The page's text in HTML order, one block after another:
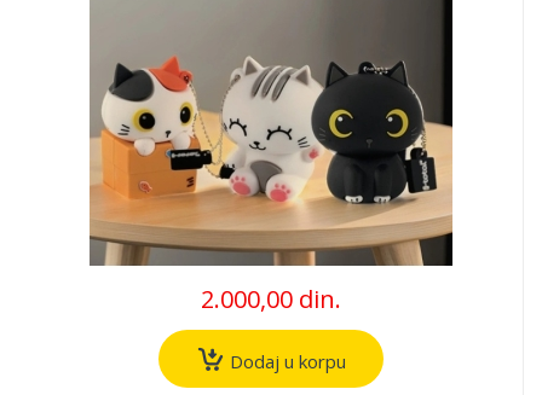
2.000,00 din.
Dodaj u korpu